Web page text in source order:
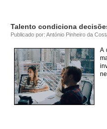
Talento condiciona
Publicado por: António Pinheiro da
A